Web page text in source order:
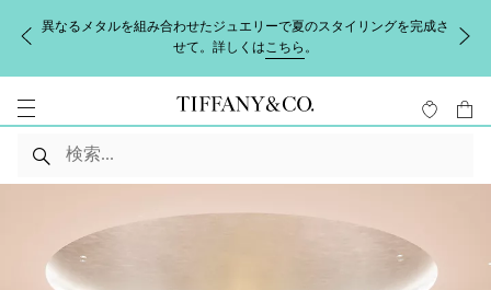
異なるメタルを組み合わせたジュエリーで夏のスタイリングを完成さ
せて。詳しくはこちら 。